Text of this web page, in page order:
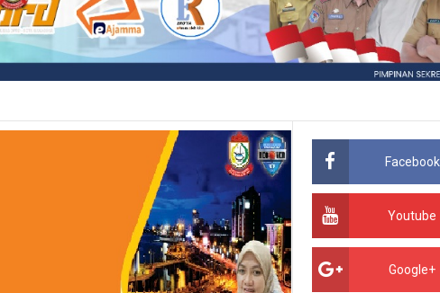
Facebook
Youtube
Google+